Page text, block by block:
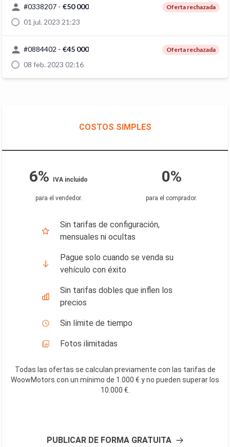
#0338207 - €50 000 Oferta rechazada
01 jul. 2023 21:23
#0884402 - €45 000 Oferta rechazada
08 feb. 2023 02:16
COSTOS SIMPLES
6% IVA incluido 0%
para el vendedor. para el comprador.
Sin tarifas de configuración,
mensuales ni ocultas
Pague solo cuando se venda su
vehículo con éxito
Sin tarifas dobles que inflen los
precios
Sin límite de tiempo
Fotos ilimitadas
Todas las ofertas se calculan previamente con las tarifas de
WoowMotors con un mínimo de 1.000 € y no pueden superar los
10.000 €
PUBLICAR DE FORMA GRATUITA